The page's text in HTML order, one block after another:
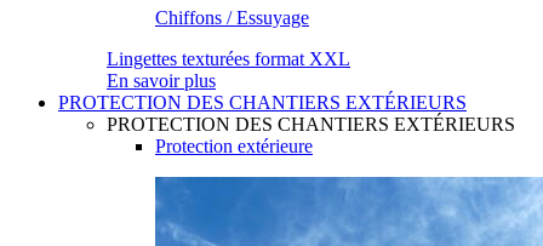
Chiffons / Essuyage
Lingettes texturées format XXL
En savoir plus
PROTECTION DES CHANTIERS EXTÉRIEURS
PROTECTION DES CHANTIERS EXTÉRIEURS
Protection extérieure